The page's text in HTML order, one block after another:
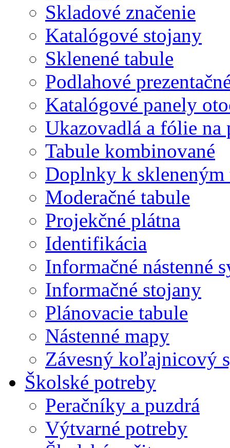
Skladové značenie
Katalógové stojany
Sklenené tabule
Podlahové
Katalógové panely
Ukazovadlá a fólie na
Tabule kombinované
Doplnky k skleneným
Moderačné tabule
Projekčné plátna
Identifikácia
Informačné nástenné
Informačné stojany
Plánovacie tabule
Nástenné mapy
Závesný koľajnicový
Školské potreby
Peračníky a puzdrá
Výtvarné potreby